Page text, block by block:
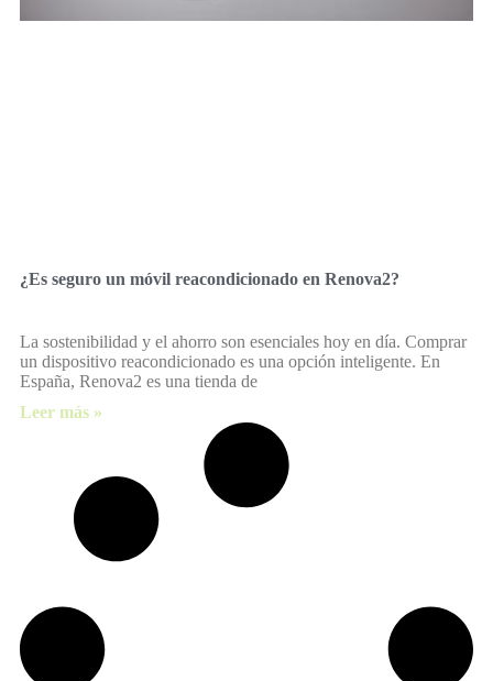
¿Es seguro un móvil reacondicionado en Renova2?
La sostenibilidad y el ahorro son esenciales hoy en día. Comprar
un dispositivo reacondicionado es una opción inteligente. En
España, Renova2 es una tienda de
Leer más »